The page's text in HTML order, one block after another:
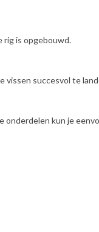
rig is opgebouwd.
vissen succesvol te
onderdelen kun je